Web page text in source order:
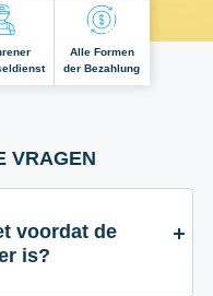
Alle Formen
der Bezahlung
VRAGEN
is?